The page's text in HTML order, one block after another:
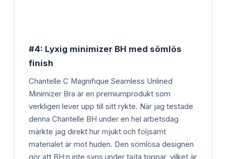
#4: Lyxig minimizer BH med sömlös
finish
Chantelle C Magnifique Seamless Unlined
Minimizer Bra är en premiumprodukt som
verkligen lever upp till sitt rykte. När jag testade
denna Chantelle BH under en hel arbetsdag
märkte jag direkt hur mjukt och följsamt
materialet är mot huden. Den sömlösa designen
gör att BH:n inte syns under tajta toppar, vilket är